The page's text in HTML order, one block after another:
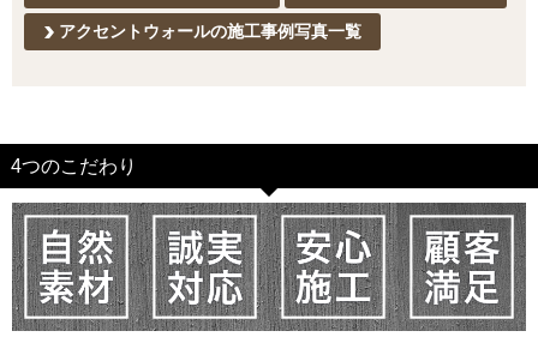
アクセントウォールの施工事例写真一覧
4つのこだわり